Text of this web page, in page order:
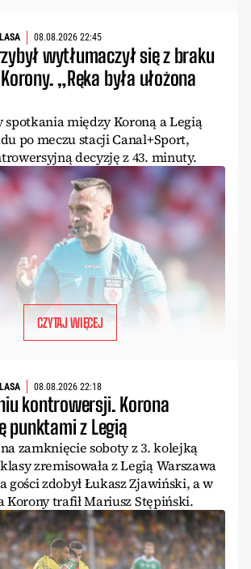
08.08.2026 22:45
wytłumaczył się z braku
„Ręka była ułożona
spotkania między Koroną a Legią
po meczu stacji Canal+Sport,
decyzję z 43. minuty.
CZYTAJ WIĘCEJ
08.08.2026 22:18
kontrowersji. Korona
punktami z Legią
zamknięcie soboty z 3. kolejką
zremisowała z Legią Warszawa
gości zdobył Łukasz Zjawiński, a w
Korony trafił Mariusz Stępiński.